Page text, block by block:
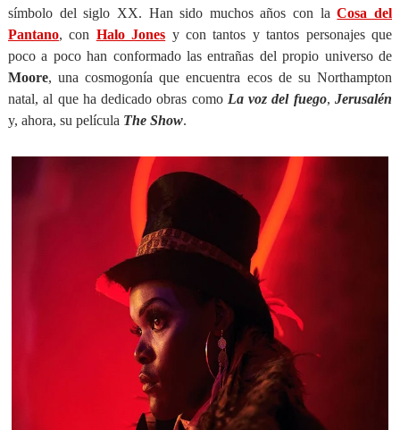
símbolo del siglo XX. Han sido muchos años con laCosa del
Pantano, con Halo Jones y con tantos y tantos personajes que
poco a poco han conformado las entrañas del propio universo de
Moore, una cosmogonía que encuentra ecos de su Northampton
natal, al que ha dedicado obras como La voz del fuego,Jerusalén
y, ahora, su película The Show.